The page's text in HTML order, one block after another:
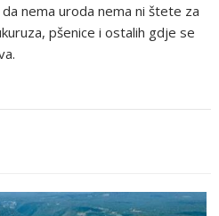
nema uroda nema ni štete za
pšenice i ostalih gdje se